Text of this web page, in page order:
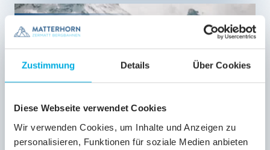
Zustimmung Details Über Cookies
Diese Webseite verwendet Cookies
Wir verwenden Cookies, um Inhalte und Anzeigen zu
personalisieren, Funktionen für soziale Medien anbieten
Validité13/06 -